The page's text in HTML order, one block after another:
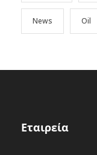
News Oil
Εταιρεία